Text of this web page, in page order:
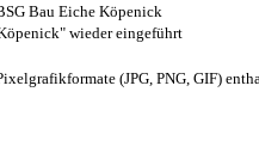
Bau Eiche Köpenick
wieder eingeführt
(JPG, PNG, GIF)